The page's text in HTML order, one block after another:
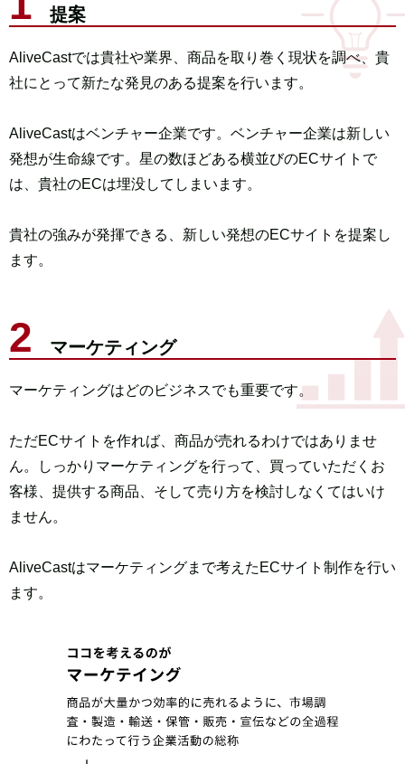
提案
AliveCastでは貴社や業界、商品を取り巻く現状を調べ、 貴
社にとって新たな発見のある提案を行います。
AliveCastはベンチャー企業です。 ベンチャー企業は新しい
発想が生命線です。 星の数ほどある横並びのECサイトで
は、 貴社のECは埋没してしまいます。
貴社の強みが発揮できる、新しい発想のECサイトを提案し
ます。
マーケティング
マーケティングはどのビジネスでも重要です。
ただECサイトを作れば、商品が売れるわけではありませ
ん。
しっかりマーケティングを行って、買っていただくお
客様、 提供する商品、そして売り方を検討しなくてはいけ
ません。
AliveCastはマーケティングまで考えたECサイト制作を行い
ます。